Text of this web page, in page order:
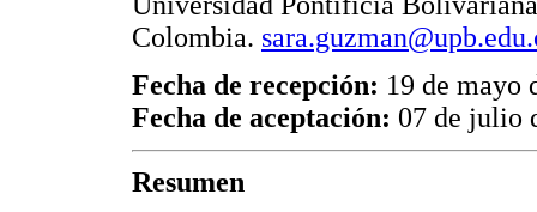
Colombia.
Fecha de recepción: 19 de mayo
Fecha de aceptación: 07 de julio
Resumen